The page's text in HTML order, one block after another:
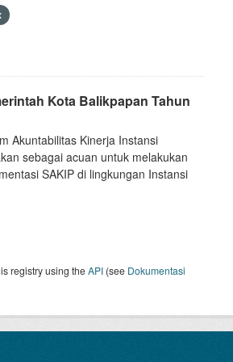
Kota Balikpapan Tahun
Akuntabilitas Kinerja Instansi
sebagai acuan untuk melakukan
SAKIP di lingkungan Instansi
registry using theAPI (see Dokumentasi